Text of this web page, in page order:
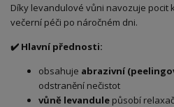
Díky levandulové vůni navozuje pocit
večerní péči po náročném dni.
✔️ Hlavní přednosti:
obsahuje abrazivní
odstranění nečistot
vůně levandule působí